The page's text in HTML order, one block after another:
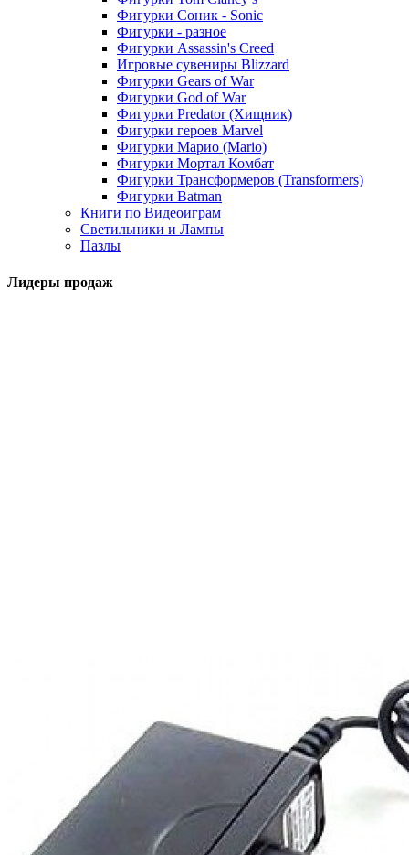
Фигурки Соник - Sonic
Фигурки - разное
Фигурки Assassin's Creed
Игровые сувениры Blizzard
Фигурки Gears of War
Фигурки God of War
Фигурки Predator (Хищник)
Фигурки героев Marvel
Фигурки Марио (Mario)
Фигурки Мортал Комбат
Фигурки Трансформеров (Transformers)
Фигурки Batman
Книги по Видеоиграм
Светильники и Лампы
Пазлы
Лидеры продаж